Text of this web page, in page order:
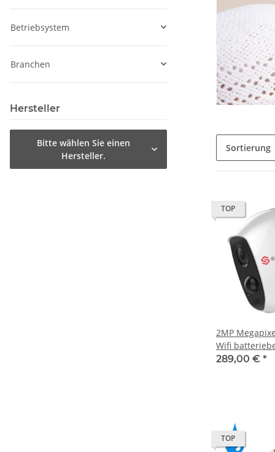
Sortierung
TOP
2MP
Wifi
289,00 € *
TOP
Betriebsystem
Branchen
Hersteller
Bitte wählen Sie einen
Hersteller.